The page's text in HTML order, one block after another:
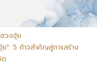
วงจุ้ย
ย": 5 ก้าวสำคัญสู่การสร้าง
ต